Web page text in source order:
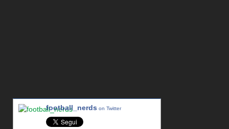
football_nerds on Twitter